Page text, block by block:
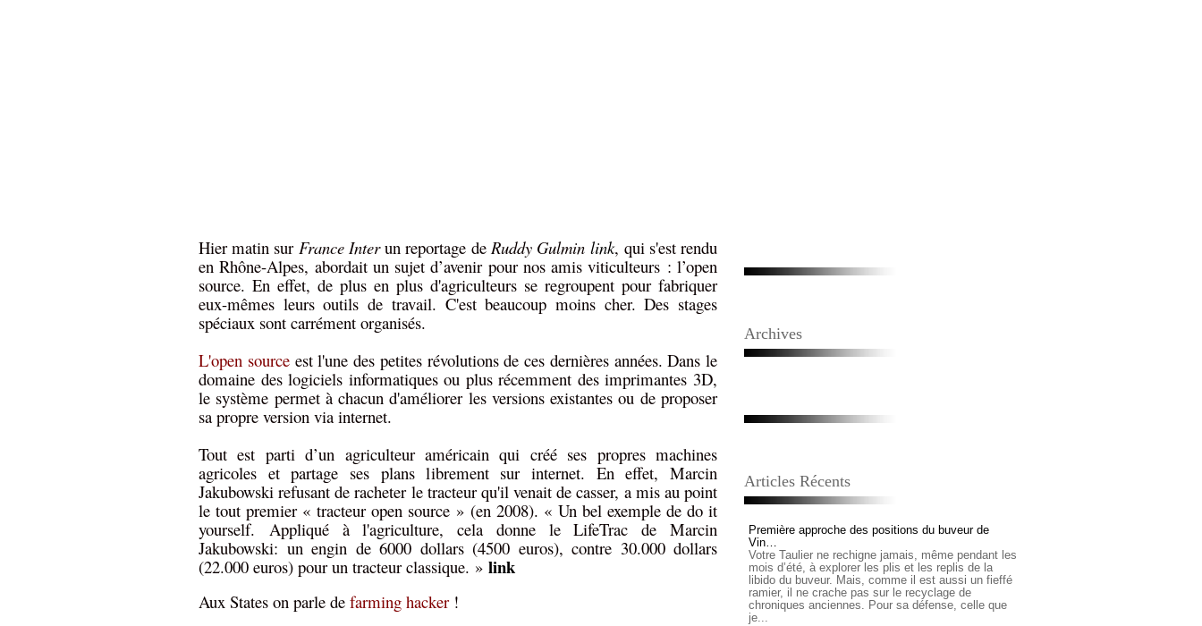
Hier matin sur France Interun reportage de Ruddy Gulminlink, qui s'est rendu
en Rhône-Alpes, abordait un sujet d’avenir pour nos amis viticulteurs : l’open
source. En effet, de plus en plus d'agriculteurs se regroupent pour fabriquer
eux-mêmes leurs outils de travail. C'est beaucoup moins cher. Des stages
spéciaux sont carrément organisés.
L'open sourceest l'une des petites révolutions de ces dernières années. Dans le
domaine des logiciels informatiques ou plus récemment des imprimantes 3D,
le système permet à chacun d'améliorer les versions existantes ou de proposer
sa propre version via internet.
Tout est parti d’un agriculteur américain qui créé ses propres machines
agricoles et partage ses plans librement sur internet. En effet, Marcin
Jakubowski refusant de racheter le tracteur qu'il venait de casser, a mis au point
le tout premier « tracteur open source » (en 2008). « Un bel exemple de do it
yourself. Appliqué à l'agriculture, cela donne le LifeTrac de Marcin
Jakubowski: un engin de 6000 dollars (4500 euros), contre 30.000 dollars
(22.000 euros) pour un tracteur classique. » link
Aux States on parle de farming hacker !
Archives
Articles Récents
Première approche des positions du buveur de
Vin…
Votre Taulier ne rechigne jamais, même pendant les
mois d’été, à explorer les plis et les replis de la
libido du buveur. Mais, comme il est aussi un fieffé
ramier, il ne crache pas sur le recyclage de
chroniques anciennes. Pour sa défense, celle que
je...